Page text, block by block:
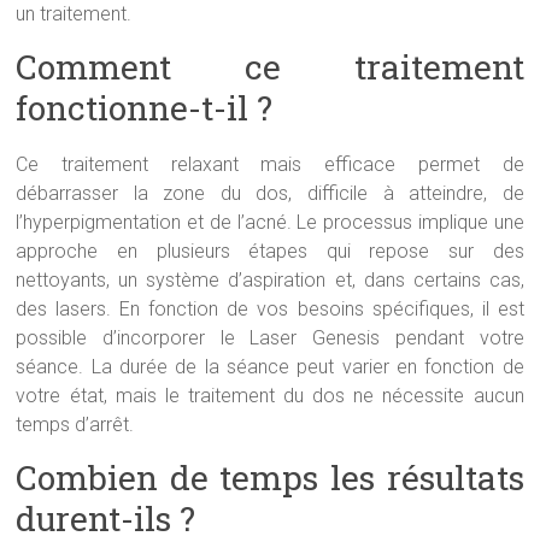
un traitement.
Comment ce traitement
fonctionne-t-il ?
Ce traitement relaxant mais efficace permet de
débarrasser la zone du dos, difficile à atteindre, de
l’hyperpigmentation et de l’acné. Le processus implique une
approche en plusieurs étapes qui repose sur des
nettoyants, un système d’aspiration et, dans certains cas,
des lasers. En fonction de vos besoins spécifiques, il est
possible d’incorporer le Laser Genesis pendant votre
séance. La durée de la séance peut varier en fonction de
votre état, mais le traitement du dos ne nécessite aucun
temps d’arrêt.
Combien de temps les résultats
durent-ils ?